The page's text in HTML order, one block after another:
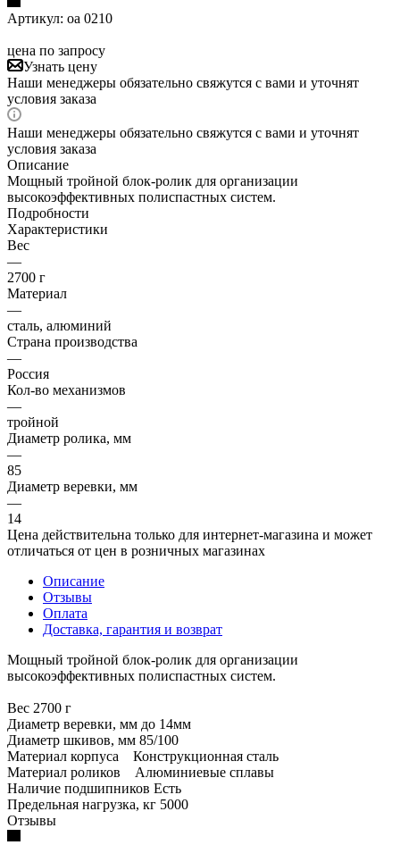
Артикул: оа 0210
цена по запросу
Узнать цену
Наши менеджеры обязательно свяжутся с вами и уточнят
условия заказа
Наши менеджеры обязательно свяжутся с вами и уточнят
условия заказа
Описание
Мощный тройной блок-ролик для организации
высокоэффективных полиспастных систем.
Подробности
Характеристики
Вес
—
2700 г
Материал
—
сталь, алюминий
Страна производства
—
Россия
Кол-во механизмов
—
тройной
Диаметр ролика, мм
—
85
Диаметр веревки, мм
—
14
Цена действительна только для интернет-магазина и может
отличаться от цен в розничных магазинах
Описание
Отзывы
Оплата
Доставка, гарантия и возврат
Мощный тройной блок-ролик для организации
высокоэффективных полиспастных систем.
Вес 2700 г
Диаметр веревки, мм до 14мм
Диаметр шкивов, мм 85/100
Материал корпуса Конструкционная сталь
Материал роликов Алюминиевые сплавы
Наличие подшипников Есть
Предельная нагрузка, кг 5000
Отзывы